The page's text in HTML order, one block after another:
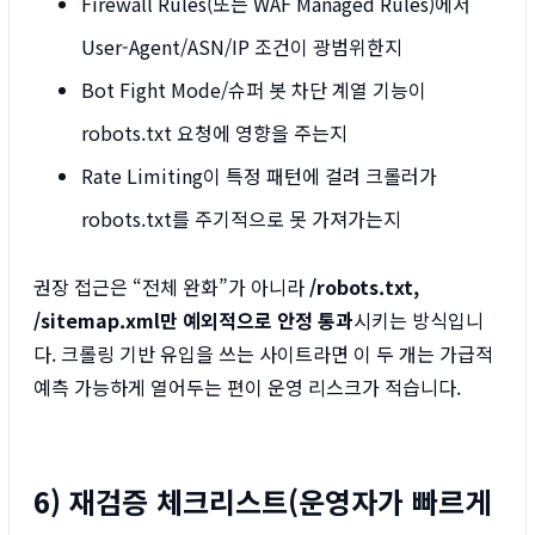
User-Agent/ASN/IP 조건이 광범위한지
Bot Fight Mode/슈퍼 봇 차단 계열 기능이
robots.txt 요청에 영향을 주는지
Rate Limiting이 특정 패턴에 걸려 크롤러가
robots.txt를 주기적으로 못 가져가는지
권장 접근은 “전체 완화”가 아니라 /robots.txt,
/sitemap.xml만 예외적으로 안정 통과시키는 방식입니
다. 크롤링 기반 유입을 쓰는 사이트라면 이 두 개는 가급적
예측 가능하게 열어두는 편이 운영 리스크가 적습니다.
6) 재검증 체크리스트(운영자가 빠르게